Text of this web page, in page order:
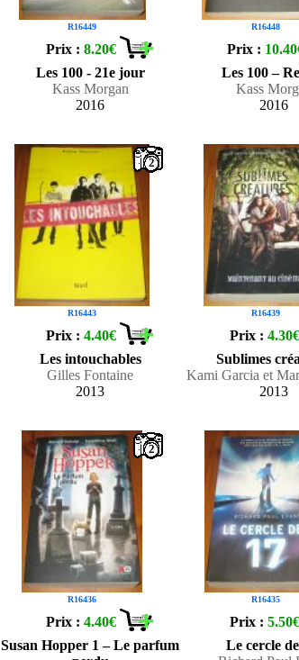
R16449
Prix :8.20€
Les 100 - 21e jour
Kass Morgan
2016
R16448
Prix :
Les 100 –
Kass
2016
R16443
2
Prix :4.40€
Les intouchables
Gilles Fontaine
2013
R16439
Prix :4.30€
Sublimes
Kami Garcia et
2013
R16436
2
Prix :4.40€
Susan Hopper 1 – Le parfum
R16435
Prix :5.50€
Le cercle